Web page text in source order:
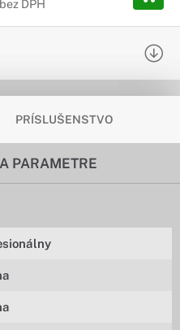
DPH
PRÍSLUŠENSTVO
PARAMETRE